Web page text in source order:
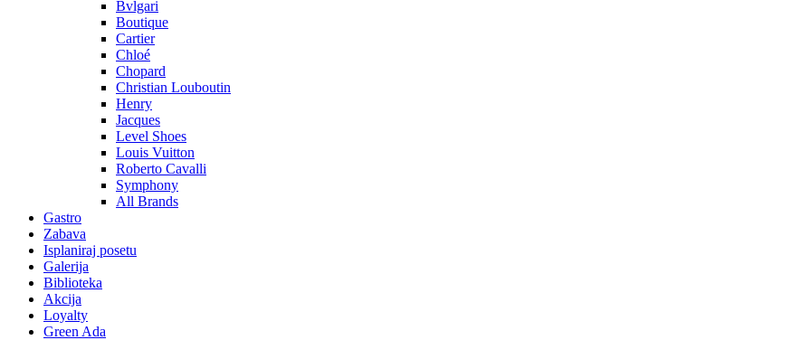
Bvlgari
Boutique
Cartier
Chloé
Chopard
Christian Louboutin
Henry
Jacques
Level Shoes
Louis Vuitton
Roberto Cavalli
Symphony
All Brands
Gastro
Zabava
Isplaniraj posetu
Galerija
Biblioteka
Akcija
Loyalty
Green Ada